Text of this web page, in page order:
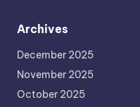
Archives
December 2025
November 2025
October 2025